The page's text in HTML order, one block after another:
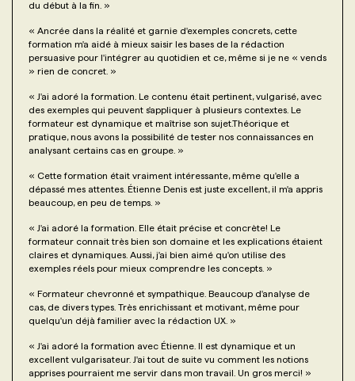
du début à la fin. »
« Ancrée dans la réalité et garnie d'exemples concrets, cette
formation m'a aidé à mieux saisir les bases de la rédaction
persuasive pour l'intégrer au quotidien et ce, même si je ne « vends
» rien de concret. »
« J'ai adoré la formation. Le contenu était pertinent, vulgarisé, avec
des exemples qui peuvent s'appliquer à plusieurs contextes. Le
formateur est dynamique et maîtrise son sujet.Théorique et
pratique, nous avons la possibilité de tester nos connaissances en
analysant certains cas en groupe. »
« Cette formation était vraiment intéressante, même qu'elle a
dépassé mes attentes. Étienne Denis est juste excellent, il m'a appris
beaucoup, en peu de temps. »
« J'ai adoré la formation. Elle était précise et concrète! Le
formateur connait très bien son domaine et les explications étaient
claires et dynamiques. Aussi, j'ai bien aimé qu'on utilise des
exemples réels pour mieux comprendre les concepts. »
« Formateur chevronné et sympathique. Beaucoup d'analyse de
cas, de divers types. Très enrichissant et motivant, même pour
quelqu'un déjà familier avec la rédaction UX. »
« J'ai adoré la formation avec Étienne. Il est dynamique et un
excellent vulgarisateur. J'ai tout de suite vu comment les notions
apprises pourraient me servir dans mon travail. Un gros merci! »